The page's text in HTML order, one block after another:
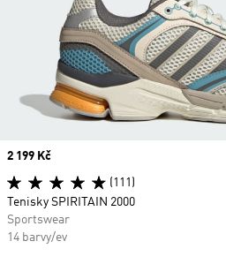
Price
2 199 Kč
(111)
Tenisky SPIRITAIN 2000
Sportswear
14 barvy/ev